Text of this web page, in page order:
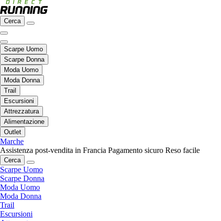
Cerca
Scarpe Uomo
Scarpe Donna
Moda Uomo
Moda Donna
Trail
Escursioni
Attrezzatura
Alimentazione
Outlet
Marche
Assistenza post-vendita in Francia Pagamento sicuro Reso facile
Cerca
Scarpe Uomo
Scarpe Donna
Moda Uomo
Moda Donna
Trail
Escursioni